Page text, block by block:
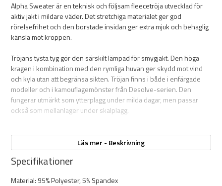
Alpha Sweater är en teknisk och följsam fleecetröja utvecklad för
aktiv jakt i mildare väder. Det stretchiga materialet ger god
rörelsefrihet och den borstade insidan ger extra mjuk och behaglig
känsla mot kroppen.
Tröjans tysta tyg gör den särskilt lämpad för smygjakt. Den höga
kragen i kombination med den rymliga huvan ger skydd mot vind
och kyla utan att begränsa sikten. Tröjan finns i både i enfärgade
modeller och i kamouflagemönster från Desolve-serien. Den
fungerar utmärkt som ytterplagg under milda dagar, men passar
också som mellanlager under skalplagg.
storlek för en kroppsnära känsla eller gå upp en storlek om du
önskar mer rörelseutrymme eller plats för lager under.
Läs mer - Beskrivning
Specifikationer
Material: 95% Polyester, 5% Spandex